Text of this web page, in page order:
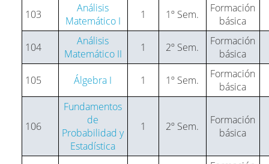
103
Análisis
Matemático I
1 1º Sem.
Formación
básica
104
Análisis
Matemático II
1 2º Sem.
Formación
básica
105
Álgebra I 1 1º Sem.
Formación
básica
106
Fundamentos
de
Probabilidad y
Estadística
1 2º Sem.
Formación
básica